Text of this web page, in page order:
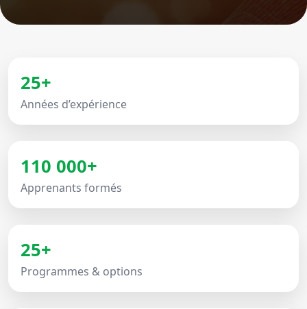
25+
Années d’expérience
110 000+
Apprenants formés
25+
Programmes & options